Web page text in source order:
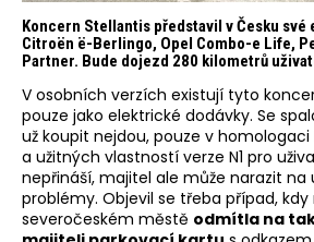
Koncern Stellantis představil v Česku
Citroën ë-Berlingo, Opel Combo-e Life,
Partner. Bude dojezd 280 kilometrů
V osobních verzích existují tyto
pouze jako elektrické dodávky. Se
už koupit nejdou, pouze v homologaci
a užitných vlastností verze N1 pro
nepřináší, majitel ale může narazit na
problémy. Objevil se třeba případ,
severočeském městě odmítla na